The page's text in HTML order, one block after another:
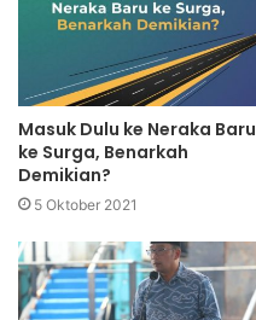
Masuk Dulu ke Neraka Baru
ke Surga, Benarkah
Demikian?
5 Oktober 2021